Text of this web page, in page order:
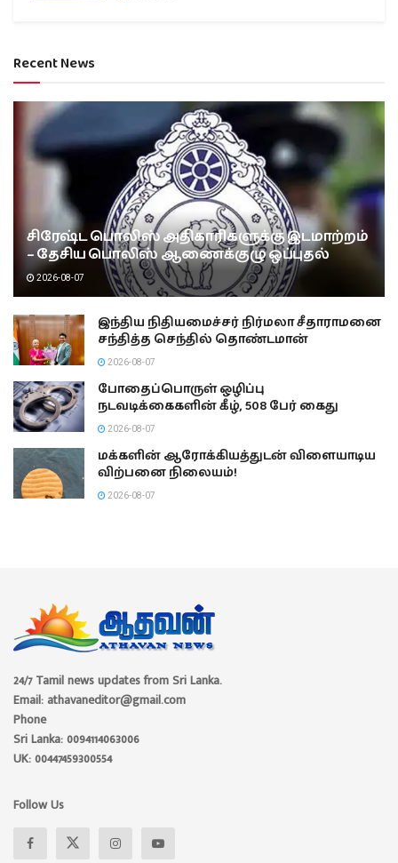
Recent News
சிரேஷ்ட பொலிஸ் அதிகாரிகளுக்கு இடமாற்றம்
– தேசிய பொலிஸ் ஆணைக்குழு ஒப்புதல்
2026-08-07
இந்திய நிதியமைச்சர் நிர்மலா சீதாராமனை
சந்தித்த செந்தில் தொண்டமான்
2026-08-07
போதைப்பொருள் ஒழிப்பு
நடவடிக்கைகளின் கீழ், 508 பேர் கைது
2026-08-07
மக்களின் ஆரோக்கியத்துடன் விளையாடிய
விற்பனை நிலையம்!
2026-08-07
24/7 Tamil news updates from Sri Lanka.
Email: athavaneditor@gmail.com
Phone
Sri Lanka: 0094114063006
UK: 00447459300554
Follow Us